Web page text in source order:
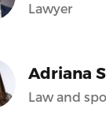
Lawyer
Adriana
Law and